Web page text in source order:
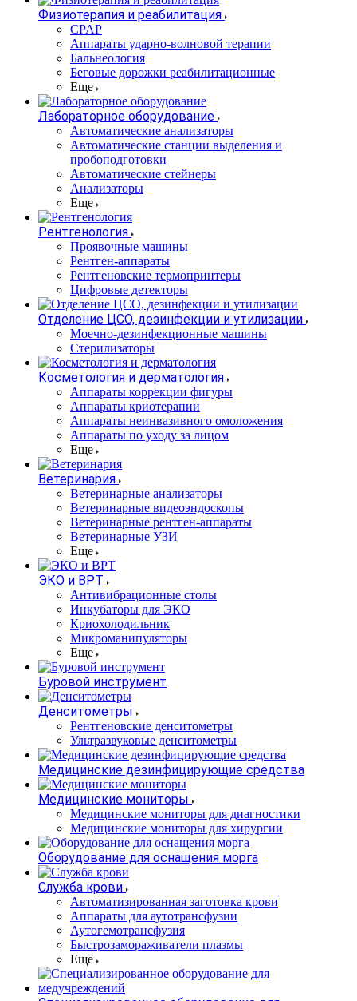
Физиотерапия и реабилитация
CPAP
Аппараты ударно-волновой терапии
Бальнеология
Беговые дорожки реабилитационные
Еще
Лабораторное оборудование
Автоматические анализаторы
Автоматические станции выделения и
пробоподготовки
Автоматические стейнеры
Анализаторы
Еще
Рентгенология
Проявочные машины
Рентген-аппараты
Рентгеновские термопринтеры
Цифровые детекторы
Отделение ЦСО, дезинфекции и утилизации
Моечно-дезинфекционные машины
Стерилизаторы
Косметология и дерматология
Аппараты коррекции фигуры
Аппараты криотерапии
Аппараты неинвазивного омоложения
Аппараты по уходу за лицом
Еще
Ветеринария
Ветеринарные анализаторы
Ветеринарные видеоэндоскопы
Ветеринарные рентген-аппараты
Ветеринарные УЗИ
Еще
ЭКО и ВРТ
Антивибрационные столы
Инкубаторы для ЭКО
Криохолодильник
Микроманипуляторы
Еще
Буровой инструмент
Денситометры
Рентгеновские денситометры
Ультразвуковые денситометры
Медицинские дезинфицирующие средства
Медицинские мониторы
Медицинские мониторы для диагностики
Медицинские мониторы для хирургии
Оборудование для оснащения морга
Служба крови
Автоматизированная заготовка крови
Аппараты для аутотрансфузии
Аутогемотрансфузия
Быстрозамораживатели плазмы
Еще